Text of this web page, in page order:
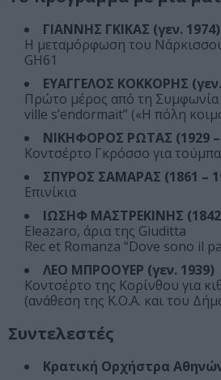
ΓΙΑΝΝΗΣ ΓΚΙΚΑΣ (γεν. 1974)
Η μεταμόρφωση του
GH61
ΕΥΑΓΓΕΛΟΣ ΚΟΚΚΟΡΗΣ
Πρώτο μέρος από τη Συμφωνία
ville s’endormait” («Η πόλη
ΝΙΚΗΦΟΡΟΣ ΡΩΤΑΣ (1929 –
Κοντσέρτο Γκρόσσο για
ΣΠΥΡΟΣ ΣΑΜΑΡΑΣ (1861 –
Επινίκια
ΙΩΣΗΦ ΜΑΣΤΡΕΚΙΝΗΣ (1842
Eleazaro, άρια της Giuditta
Rec et Romanza “Dove sono il
ΛΕΟ ΜΠΡΟΟΥΕΡ (γεν. 1939)
Κοντσέρτο της Κορίνθου για
(ανάθεση της Κ.Ο.Α. και του
Συντελεστές
Κρατική Ορχήστρα